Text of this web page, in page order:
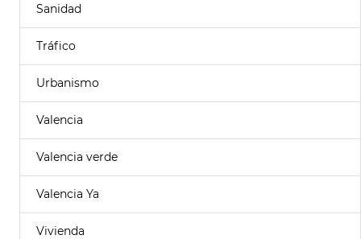
Sanidad
Tráfico
Urbanismo
Valencia
Valencia verde
Valencia Ya
Vivienda